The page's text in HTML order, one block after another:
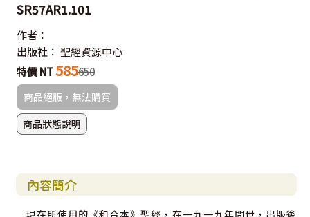
SR57AR1.101
作者：
出版社： 聖經資源中心
特價 NT585650
商品絕版，無法購買
商品狀態說明
內容簡介